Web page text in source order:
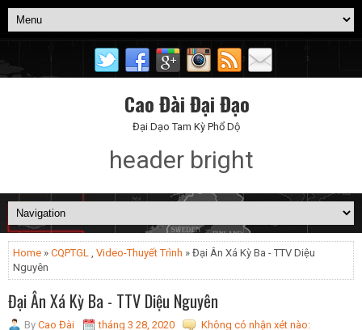
Cao Đài Đại Đạo
Đại Dạo Tam Kỳ Phổ Dộ
header bright
Home » CQPTGL , Video-Thuyết Trình » Đại Ân Xá Kỳ Ba - TTV Diệu
Nguyên
Đại Ân Xá Kỳ Ba - TTV Diệu Nguyên
By Cao Đài tháng 3 28, 2020 Không có nhận xét nào: